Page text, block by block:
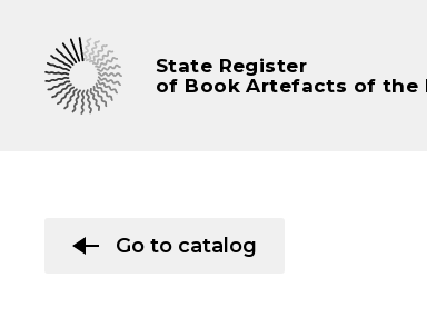
State Register
of Book Artefacts of the
Go to catalog